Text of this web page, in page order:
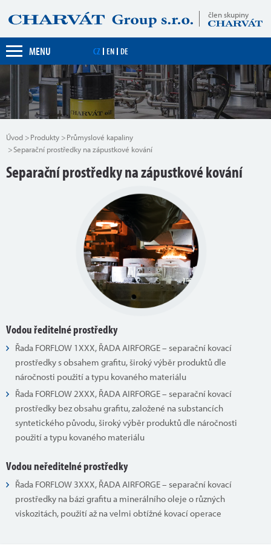
člen skupiny
MENU CZ EN DE
Úvod Produkty
Průmyslové kapaliny
Separační prostředky na zápustkové kování
Separační prostředky na zápustkové kování
Vodou ředitelné prostředky
Řada FORFLOW 1XXX, ŘADA AIRFORGE – separační kovací
prostředky s obsahem grafitu, široký výběr produktů dle
náročnosti použití a typu kovaného materiálu
Řada FORFLOW 2XXX, ŘADA AIRFORGE – separační kovací
prostředky bez obsahu grafitu, založené na substancích
syntetického původu, široký výběr produktů dle náročnosti
použití a typu kovaného materiálu
Vodou neředitelné prostředky
Řada FORFLOW 3XXX, ŘADA AIRFORGE – separační kovací
prostředky na bázi grafitu a minerálního oleje o různých
viskozitách, použití až na velmi obtížné kovací operace